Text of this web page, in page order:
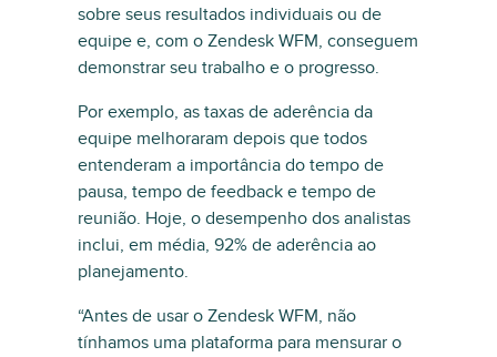
sobre seus resultados individuais ou de
equipe e, com o Zendesk WFM, conseguem
demonstrar seu trabalho e o progresso.
Por exemplo, as taxas de aderência da
equipe melhoraram depois que todos
entenderam a importância do tempo de
pausa, tempo de feedback e tempo de
reunião. Hoje, o desempenho dos analistas
inclui, em média, 92% de aderência ao
planejamento.
“Antes de usar o Zendesk WFM, não
tínhamos uma plataforma para mensurar o